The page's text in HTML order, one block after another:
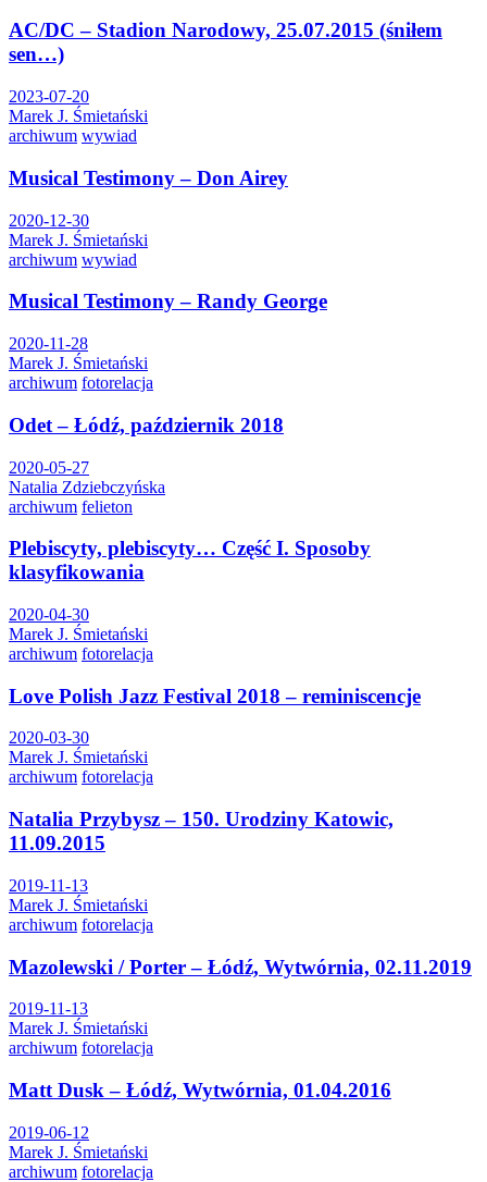
AC/DC – Stadion Narodowy, 25.07.2015 (śniłem
sen…)
2023-07-20
Marek J. Śmietański
archiwum wywiad
Musical Testimony – Don Airey
2020-12-30
Marek J. Śmietański
archiwum wywiad
Musical Testimony – Randy George
2020-11-28
Marek J. Śmietański
archiwum fotorelacja
Odet – Łódź, październik 2018
2020-05-27
Natalia Zdziebczyńska
archiwum felieton
Plebiscyty, plebiscyty… Część I. Sposoby
klasyfikowania
2020-04-30
Marek J. Śmietański
archiwum fotorelacja
Love Polish Jazz Festival 2018 – reminiscencje
2020-03-30
Marek J. Śmietański
archiwum fotorelacja
Natalia Przybysz – 150. Urodziny Katowic,
11.09.2015
2019-11-13
Marek J. Śmietański
archiwum fotorelacja
Mazolewski / Porter – Łódź, Wytwórnia, 02.11.2019
2019-11-13
Marek J. Śmietański
archiwum fotorelacja
Matt Dusk – Łódź, Wytwórnia, 01.04.2016
2019-06-12
Marek J. Śmietański
archiwum fotorelacja